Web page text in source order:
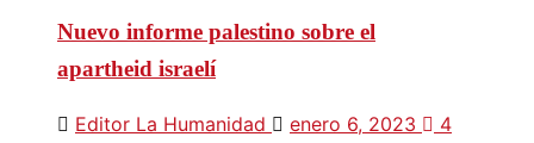
Nuevo informe palestino sobre el
apartheid israelí
Editor La Humanidad enero 6, 2023 4